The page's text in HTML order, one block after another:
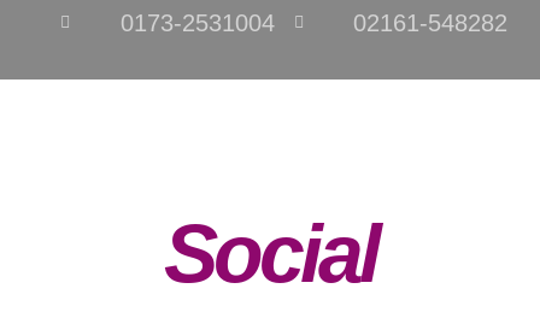
0173-2531004
02161-548282
Social